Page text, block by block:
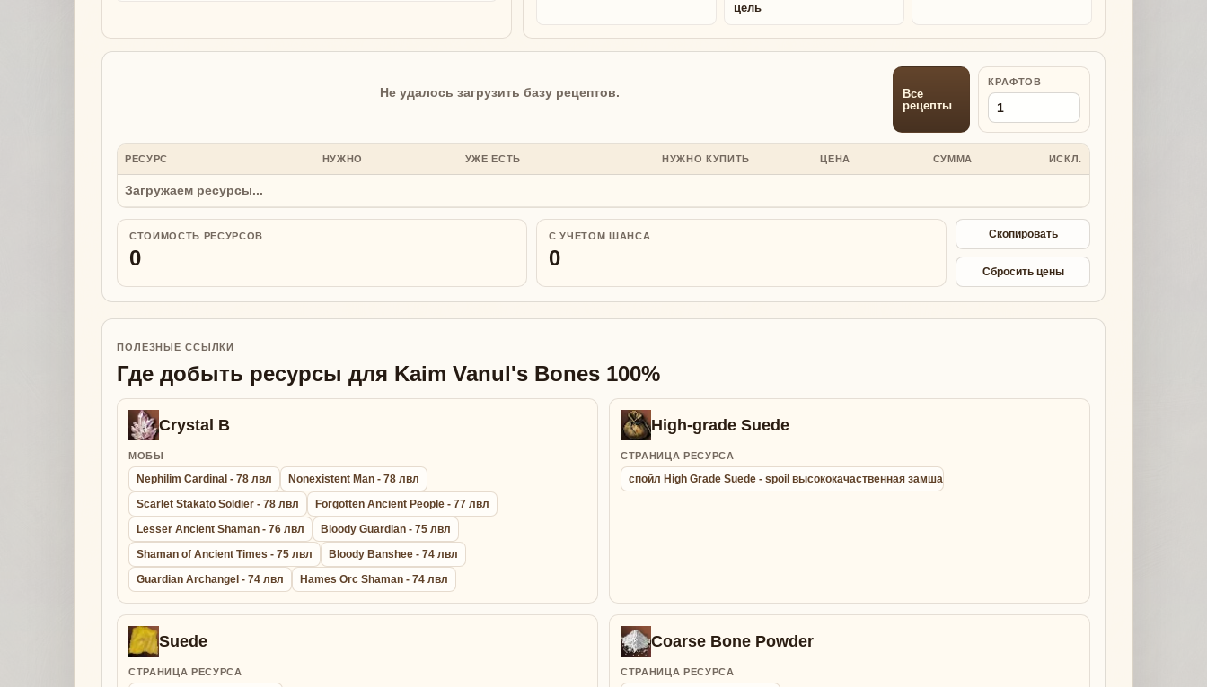
цель
Не удалось загрузить базу рецептов.
Все
рецепты
КРАФТОВ
РЕСУРС НУЖНО УЖЕ ЕСТЬ НУЖНО КУПИТЬ ЦЕНА СУММА ИСКЛ.
Загружаем ресурсы...
СТОИМОСТЬ РЕСУРСОВ
0
С УЧЕТОМ ШАНСА
0
Скопировать
Сбросить цены
ПОЛЕЗНЫЕ ССЫЛКИ
Где добыть ресурсы для Kaim Vanul's Bones 100%
Crystal B
МОБЫ
Nephilim Cardinal - 78 лвл
Nonexistent Man - 78 лвл
Scarlet Stakato Soldier - 78 лвл
Forgotten Ancient People - 77 лвл
Lesser Ancient Shaman - 76 лвл
Bloody Guardian - 75 лвл
Shaman of Ancient Times - 75 лвл
Bloody Banshee - 74 лвл
Guardian Archangel - 74 лвл
Hames Orc Shaman - 74 лвл
High-grade Suede
СТРАНИЦА РЕСУРСА
спойл High Grade Suede - spoil высококачаственная замша
Suede
СТРАНИЦА РЕСУРСА
Coarse Bone Powder
СТРАНИЦА РЕСУРСА